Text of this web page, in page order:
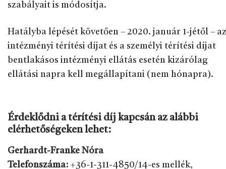
szabályait is módosítja.
Hatályba lépését követően – 2020. január 1-jétől – az
intézményi térítési díjat és a személyi térítési díjat
bentlakásos intézményi ellátás esetén kizárólag
ellátási napra kell megállapítani (nem hónapra).
Érdeklődni a térítési díj kapcsán az alábbi
elérhetőségeken lehet:
Gerhardt-Franke Nóra
Telefonszáma: +36-1-311-4850/14-es mellék,